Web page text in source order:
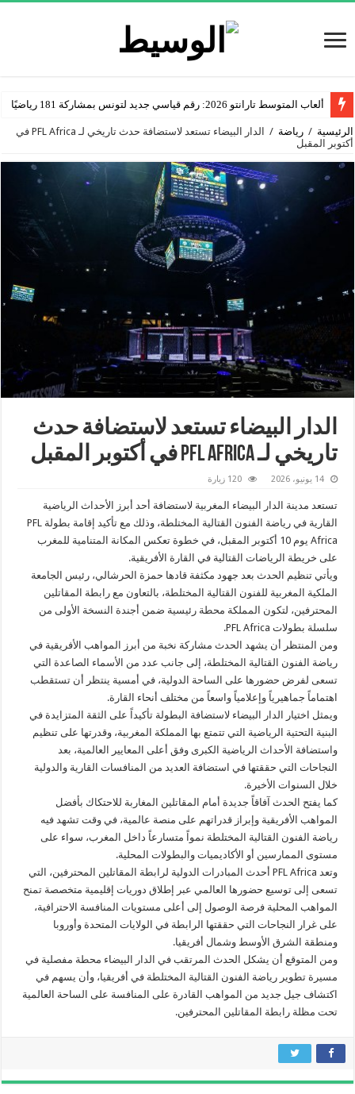
ألعاب المتوسط تارانتو 2026: رقم قياسي جديد لتونس بمشاركة 181 رياضيًا
الرئيسية / رياضة /
الدار البيضاء تستعد لاستضافة حدث تاريخي لـ PFL Africa في
أكتوبر المقبل
الدار البيضاء تستعد لاستضافة حدث
تاريخي لـ PFL Africa في أكتوبر المقبل
14 يونيو، 2026 120 زيارة
تستعد مدينة الدار البيضاء المغربية لاستضافة أحد أبرز الأحداث الرياضية
القارية في رياضة الفنون القتالية المختلطة، وذلك مع تأكيد إقامة بطولة PFL
Africa يوم 10 أكتوبر المقبل، في خطوة تعكس المكانة المتنامية للمغرب
على خريطة الرياضات القتالية في القارة الأفريقية.
ويأتي تنظيم الحدث بعد جهود مكثفة قادها حمزة الحرشالي، رئيس الجامعة
الملكية المغربية للفنون القتالية المختلطة، بالتعاون مع رابطة المقاتلين
المحترفين، لتكون المملكة محطة رئيسية ضمن أجندة النسخة الأولى من
سلسلة بطولات PFL Africa.
ومن المنتظر أن يشهد الحدث مشاركة نخبة من أبرز المواهب الأفريقية في
رياضة الفنون القتالية المختلطة، إلى جانب عدد من الأسماء الصاعدة التي
تسعى لفرض حضورها على الساحة الدولية، في أمسية ينتظر أن تستقطب
اهتماماً جماهيرياً وإعلامياً واسعاً من مختلف أنحاء القارة.
ويمثل اختيار الدار البيضاء لاستضافة البطولة تأكيداً على الثقة المتزايدة في
البنية التحتية الرياضية التي تتمتع بها المملكة المغربية، وقدرتها على تنظيم
واستضافة الأحداث الرياضية الكبرى وفق أعلى المعايير العالمية، بعد
النجاحات التي حققتها في استضافة العديد من المنافسات القارية والدولية
خلال السنوات الأخيرة.
كما يفتح الحدث آفاقاً جديدة أمام المقاتلين المغاربة للاحتكاك بأفضل
المواهب الأفريقية وإبراز قدراتهم على منصة عالمية، في وقت تشهد فيه
رياضة الفنون القتالية المختلطة نمواً متسارعاً داخل المغرب، سواء على
مستوى الممارسين أو الأكاديميات والبطولات المحلية.
وتعد PFL Africa أحدث المبادرات الدولية لرابطة المقاتلين المحترفين، التي
تسعى إلى توسيع حضورها العالمي عبر إطلاق دوريات إقليمية متخصصة تمنح
المواهب المحلية فرصة الوصول إلى أعلى مستويات المنافسة الاحترافية،
على غرار النجاحات التي حققتها الرابطة في الولايات المتحدة وأوروبا
ومنطقة الشرق الأوسط وشمال أفريقيا.
ومن المتوقع أن يشكل الحدث المرتقب في الدار البيضاء محطة مفصلية في
مسيرة تطوير رياضة الفنون القتالية المختلطة في أفريقيا، وأن يسهم في
اكتشاف جيل جديد من المواهب القادرة على المنافسة على الساحة العالمية
تحت مظلة رابطة المقاتلين المحترفين.